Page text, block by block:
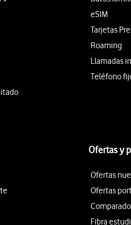
eSIM
Tarjetas
Roaming
Llamadas
Teléfono
Ofertas y
Ofertas
Ofertas
Fibra